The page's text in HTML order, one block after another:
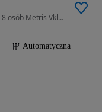
2000 cm3 • 211 KM • MB Mercedes Benz Vito 8 osób Metris Vklasa 447 benzyna
Automatyczna